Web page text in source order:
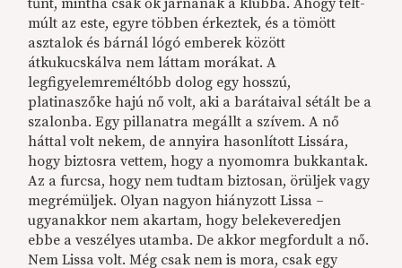
tűnt, mintha csak ők járnának a klubba. Ahogy telt-
múlt az este, egyre többen érkeztek, és a tömött
asztalok és bárnál lógó emberek között
átkukucskálva nem láttam morákat. A
legfigyelemreméltóbb dolog egy hosszú,
platinaszőke hajú nő volt, aki a barátaival sétált be a
szalonba. Egy pillanatra megállt a szívem. A nő
háttal volt nekem, de annyira hasonlított Lissára,
hogy biztosra vettem, hogy a nyomomra bukkantak.
Az a furcsa, hogy nem tudtam biztosan, örüljek vagy
megrémüljek. Olyan nagyon hiányzott Lissa –
ugyanakkor nem akartam, hogy belekeveredjen
ebbe a veszélyes utamba. De akkor megfordult a nő.
Nem Lissa volt. Még csak nem is mora, csak egy